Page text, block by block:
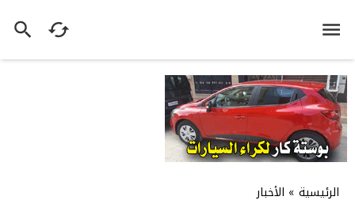
الرئيسية » الأخبار